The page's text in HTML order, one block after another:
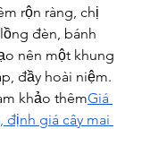
rộn ràng, chị
đèn, bánh
nên một khung
đầy hoài niệm.
khảo thêmGiá
định giá cây mai